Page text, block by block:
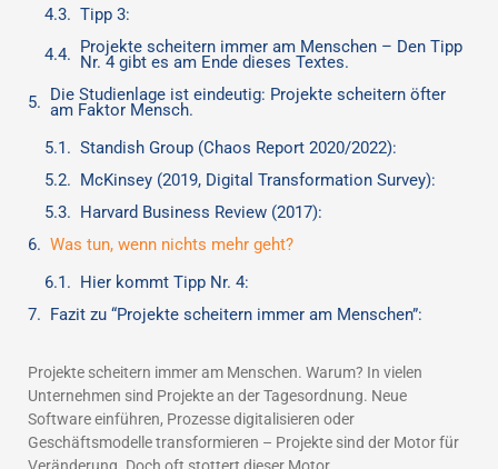
Tipp 3:
Projekte scheitern immer am Menschen – Den Tipp
Nr. 4 gibt es am Ende dieses Textes.
Die Studienlage ist eindeutig: Projekte scheitern öfter
am Faktor Mensch.
Standish Group (Chaos Report 2020/2022):
McKinsey (2019, Digital Transformation Survey):
Harvard Business Review (2017):
Was tun, wenn nichts mehr geht?
Hier kommt Tipp Nr. 4:
Fazit zu “Projekte scheitern immer am Menschen”:
Projekte scheitern immer am Menschen. Warum? In vielen
Unternehmen sind Projekte an der Tagesordnung. Neue
Software einführen, Prozesse digitalisieren oder
Geschäftsmodelle transformieren – Projekte sind der Motor für